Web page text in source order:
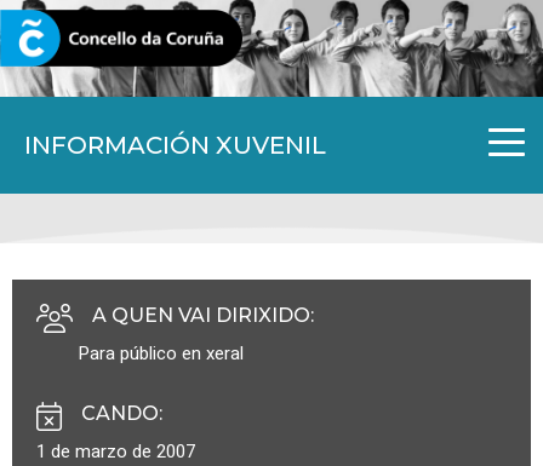
INFORMACIÓN XUVENIL
CORUNA.GAL
A QUEN VAI DIRIXIDO:
Para público en xeral
CANDO:
1 de marzo de 2007